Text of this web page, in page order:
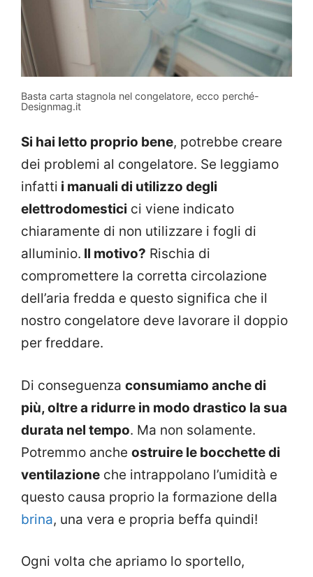
Basta carta stagnola nel congelatore, ecco perché-
Designmag.it
Si hai letto proprio bene, potrebbe creare
dei problemi al congelatore. Se leggiamo
infatti i manuali di utilizzo degli
elettrodomestici ci viene indicato
chiaramente di non utilizzare i fogli di
alluminio. Il motivo? Rischia di
compromettere la corretta circolazione
dell’aria fredda e questo significa che il
nostro congelatore deve lavorare il doppio
per freddare.
Di conseguenza consumiamo anche di
più, oltre a ridurre in modo drastico la sua
durata nel tempo. Ma non solamente.
Potremmo anche ostruire le bocchette di
ventilazione che intrappolano l’umidità e
questo causa proprio la formazione della
brina, una vera e propria beffa quindi!
Ogni volta che apriamo lo sportello,